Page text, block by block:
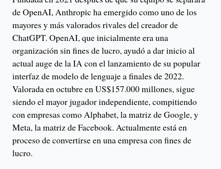
de OpenAI, Anthropic ha emergido como uno de los
mayores y más valorados rivales del creador de
ChatGPT. OpenAI, que inicialmente era una
organización sin fines de lucro, ayudó a dar inicio al
actual auge de la IA con el lanzamiento de su popular
interfaz de modelo de lenguaje a finales de 2022.
Valorada en octubre en US$157.000 millones, sigue
siendo el mayor jugador independiente, compitiendo
con empresas como Alphabet, la matriz de Google, y
Meta, la matriz de Facebook. Actualmente está en
proceso de convertirse en una empresa con fines de
lucro.